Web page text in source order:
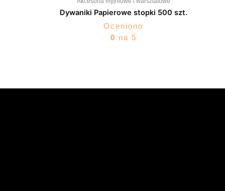
Dywaniki Papierowe stopki 500 szt.
Oceniono
0 na 5